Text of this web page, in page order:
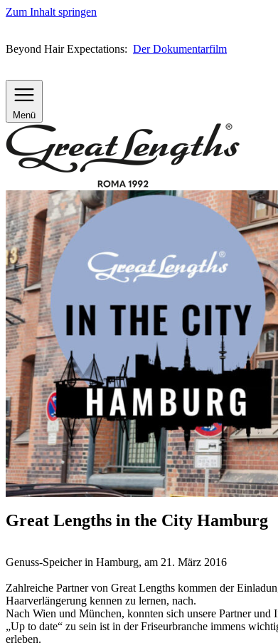
Zum Inhalt springen
Beyond Hair Expectations: Der Dokumentarfilm
Menü
Great Lengths in the City Hamburg
Genuss-Speicher in Hamburg, am 21. März 2016
Zahlreiche Partner von Great Lengths kommen der
Haarverlängerung kennen zu lernen, nach.
Nach Wien und München, konnten sich unsere Partner und
„Up to date“ zu sein ist in der Friseurbranche immens
erleben.